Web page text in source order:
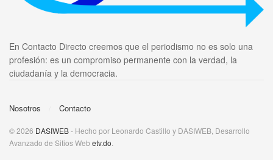
En Contacto Directo creemos que el periodismo no es solo una
profesión: es un compromiso permanente con la verdad, la
ciudadanía y la democracia.
Nosotros Contacto
© 2026 DASIWEB- Hecho por Leonardo Castillo y DASIWEB, Desarrollo
Avanzado de Sitios Web etv.do